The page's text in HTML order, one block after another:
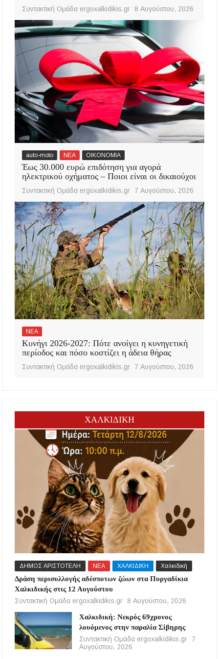
Συντακτική Ομάδα ergoxalkidikis.gr 8 Αυγούστου, 2026
auto-moto ΝΕΑ ΟΙΚΟΝΟΜΙΑ
Έως 30.000 ευρώ επιδότηση για αγορά
ηλεκτρικού οχήματος – Ποιοι είναι οι δικαιούχοι
Συντακτική Ομάδα ergoxalkidikis.gr 7 Αυγούστου, 2026
ΝΕΑ
Κυνήγι 2026-2027: Πότε ανοίγει η κυνηγετική
περίοδος και πόσο κοστίζει η άδεια θήρας
Συντακτική Ομάδα ergoxalkidikis.gr 7 Αυγούστου, 2026
ΧΑΛΚΙΔΙΚΗ
ΔΗΜΟΣ ΑΡΙΣΤΟΤΕΛΗ ΝΕΑ ΧΑΛΚΙΔΙΚΗ Χαλκιδική
Δράση περισυλλογής αδέσποτων ζώων στα Πυργαδίκια
Χαλκιδικής στις 12 Αυγούστου
Συντακτική Ομάδα ergoxalkidikis.gr
8 Αυγούστου, 2026
Χαλκιδική: Νεκρός 69χρονος
λουόμενος στην παραλία Σίβηρης
Συντακτική Ομάδα ergoxalkidikis.gr
7
Αυγούστου, 2026